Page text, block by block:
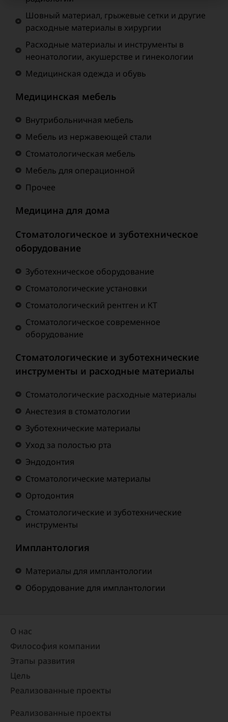
Шовный материал, грыжевые сетки и другие
расходные материалы в хирургии
Расходные материалы и инструменты в
неонатологии, акушерстве и гинекологии
Медицинская одежда и обувь
Медицинская мебель
Внутрибольничная мебель
Мебель из нержавеющей стали
Стоматологическая мебель
Мебель для операционной
Прочее
Медицина для дома
Стоматологическое и зуботехническое
оборудование
Зуботехническое оборудование
Стоматологические установки
Стоматологический рентген и КТ
Стоматологическое современное
оборудование
Стоматологические и зуботехнические
инструменты и расходные материалы
Стоматологические расходные материалы
Анестезия в стоматологии
Зуботехнические материалы
Уход за полостью рта
Эндодонтия
Стоматологические материалы
Ортодонтия
Стоматологические и зуботехнические
инструменты
Имплантология
Материалы для имплантологии
Оборудование для имплантологии
О нас
Философия компании
Этапы развития
Цель
Реализованные проекты​
Реализованные проекты